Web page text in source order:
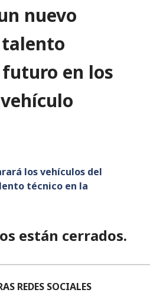
nuevo
en los
los vehículos del
técnico en la
están cerrados.
REDES SOCIALES